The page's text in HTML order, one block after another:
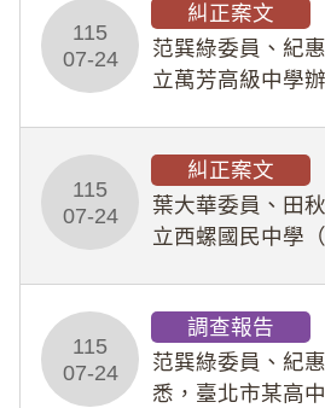
人員保障法」及
所定維護公務人員
115
07-24
糾正案文
范巽綠委員、紀
立萬芳高級中學
業把關與糾錯功
告漏未審酌師生不
115
07-24
糾正案文
葉大華委員、田
立西螺國民中學
教羽球隊學生等
事件處理會議（下
115
07-24
調查報告
范巽綠委員、紀
悉，臺北市某高